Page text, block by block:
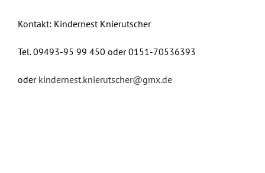
Kontakt: Kindernest Knierutscher
Tel. 09493-95 99 450 oder 0151-70536393
oder kindernest.knierutscher@gmx.de